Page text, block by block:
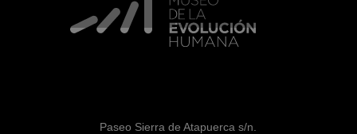
Paseo Sierra de Atapuerca s/n.